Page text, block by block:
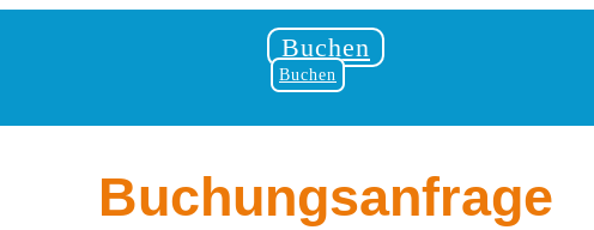
Buchen
Buchen
Buchungsanfrage